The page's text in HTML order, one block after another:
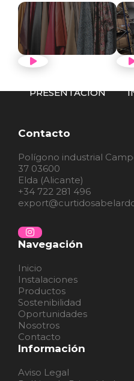
PRESENTACIÓN
Contacto
Polígono industrial
37 03600
Elda (Alicante)
+34 722 281 496
Navegación
Inicio
Instalaciones
Productos
Sostenibilidad
Oportunidades
Nosotros
Contacto
Información
Aviso Legal